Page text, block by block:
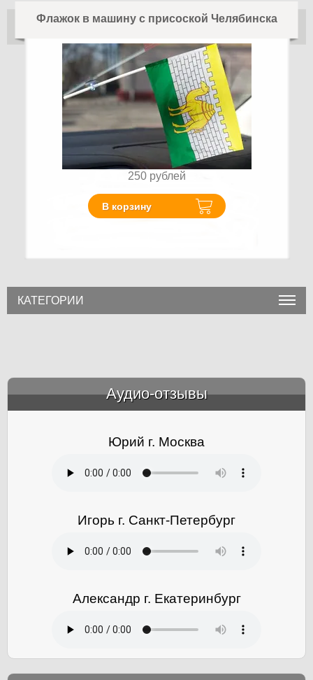
Флажок в машину с присоской Челябинска
250 рублей
В корзину
КАТЕГОРИИ
Аудио-отзывы
Юрий г. Москва
Игорь г. Санкт-Петербург
Александр г. Екатеринбург